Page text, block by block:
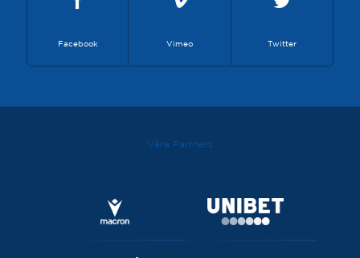
Facebook Vimeo Twitter
Våra Partners